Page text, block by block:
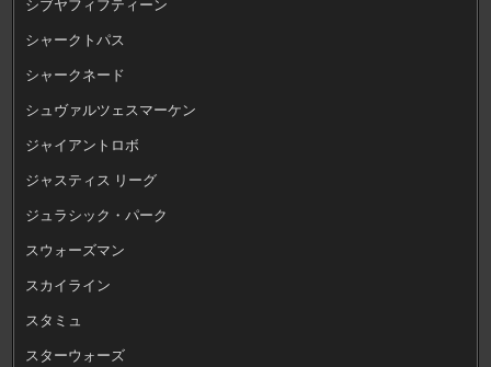
シブヤフィフティーン
シャークトパス
シャークネード
シュヴァルツェスマーケン
ジャイアントロボ
ジャスティス リーグ
ジュラシック・パーク
スウォーズマン
スカイライン
スタミュ
スターウォーズ